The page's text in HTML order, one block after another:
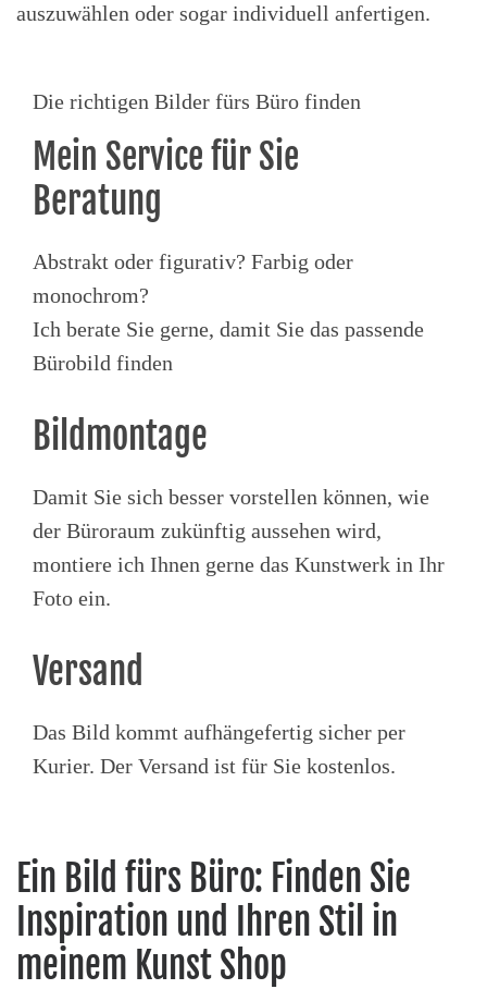
auszuwählen oder sogar individuell anfertigen.
Die richtigen Bilder fürs Büro finden
Mein Service für Sie
Beratung
Abstrakt oder figurativ? Farbig oder
monochrom?
Ich berate Sie gerne, damit Sie das passende
Bürobild finden
Bildmontage
Damit Sie sich besser vorstellen können, wie
der Büroraum zukünftig aussehen wird,
montiere ich Ihnen gerne das Kunstwerk in Ihr
Foto ein.
Versand
Das Bild kommt aufhängefertig sicher per
Kurier. Der Versand ist für Sie kostenlos.
Ein Bild fürs Büro: Finden Sie
Inspiration und Ihren Stil in
meinem Kunst Shop